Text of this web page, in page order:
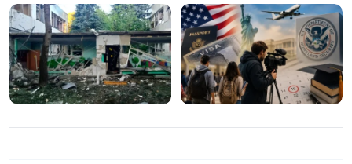
உயிரிழப்பு, 50-க்கும்
மேற்பட்டோர் காயம்
மாற்றம்: வெளிநாட்டு
மாணவர்கள் மற்றும்
ஊடகவியலாளர்களுக்கு
புதிய கட்டுப்பாடுகள்